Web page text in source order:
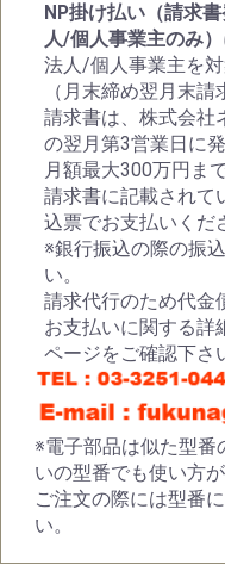
NP掛け払い（請求
人/個人事業主のみ
法人/個人事業主を
（月末締め翌月末請
請求書は、株式会社
の翌月第3営業日に
月額最大300万円ま
請求書に記載されて
込票でお支払いくだ
※銀行振込の際の振
い。
請求代行のため代金
お支払いに関する詳
ページをご確認下さ
※電子部品は似た型番
いの型番でも使い方
ご注文の際には型番
い。